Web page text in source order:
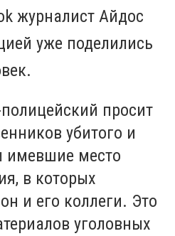
журналист Айдос
уже поделились
просит
убитого и
имевшие место
в которых
и его коллеги. Это
уголовных